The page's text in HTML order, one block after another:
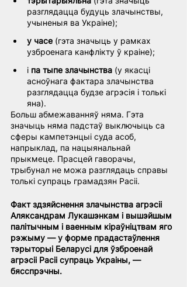
разглядацца будуць злачынствы,
учыненыя ва Украіне);
у часе (гэта значыць у рамках
узброенага канфлікту ў краіне);
і па тыпе злачынства (у якасці
асноўнага фактара злачынства
разглядацца будзе агрэсія і толькі
яна).
Больш абмежаванняў няма. Гэта
значыць няма падстаў выключыць са
сферы кампетэнцыі суда асоб,
напрыклад, па нацыянальнай
прыкмеце. Прасцей гаворачы,
трыбунал не можа разглядаць справы
толькі супраць грамадзян Расіі.
Факт здзяйснення злачынства агрэсіі
Аляксандрам Лукашэнкам і вышэйшым
палітычным і ваенным кіраўніцтвам яго
рэжыму — у форме прадастаўлення
тэрыторыі Беларусі для ўзброенай
агрэсіі Расіі супраць Украіны, —
бясспрэчны.